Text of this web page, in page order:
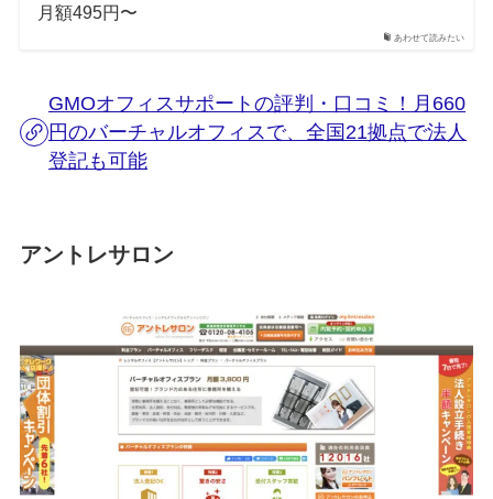
あわせて読みたい
月額495円〜
GMOオフィスサポートの評判・口コミ！月660
円のバーチャルオフィスで、全国21拠点で法人
登記も可能
アントレサロン